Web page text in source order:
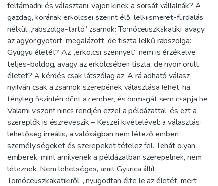
feltámadni és választani, vajon kinek a sorsát vállalnák? A
gazdag, korának erkölcsei szerint élő, lelkiismeret-furdalás
nélkül „rabszolga-tartó” zsarnok: Tomóceuszkakatiki, avagy
az agyongyötört, megalázott, de tiszta lelkű rabszolga:
Gyugyu életét? Az „erkölcsi szennyet” nem is érzékelve
teljes-boldog, avagy az erkölcsében tiszta, de nyomorult
életet? A kérdés csak látszólag az. A rá adható válasz
nyilván csak a zsarnok szerepének választása lehet, ha
tényleg őszintén dönt az ember, és önmagát sem csapja be.
Valami viszont nincs rendjén ezzel a példázattal, és ezt a
szereplők is észreveszik – Keszei kivételével: a választási
lehetőség irreális, a valóságban nem létező emberi
személyiségeket és szerepeket tételez fel. Tehát olyan
emberek, mint amilyenek a példázatban szerepelnek, nem
léteznek. Nem lehetséges, amit Gyurica állít
Tomóceuszkakatikiről: „nyugodtan élte le az életét, mert